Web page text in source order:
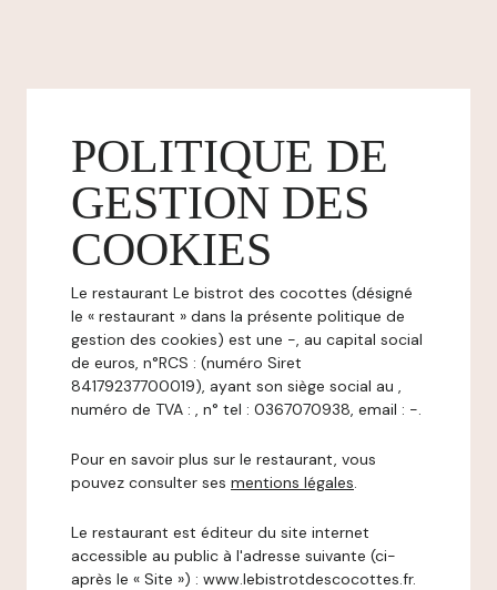
POLITIQUE DE
GESTION DES
COOKIES
Le restaurant Le bistrot des cocottes (désigné
le « restaurant » dans la présente politique de
gestion des cookies) est une -, au capital social
de euros, n°RCS : (numéro Siret
84179237700019), ayant son siège social au ,
numéro de TVA : , n° tel : 0367070938, email : -.
Pour en savoir plus sur le restaurant, vous
pouvez consulter ses mentions légales.
Le restaurant est éditeur du site internet
accessible au public à l'adresse suivante (ci-
après le « Site ») : www.lebistrotdescocottes.fr.